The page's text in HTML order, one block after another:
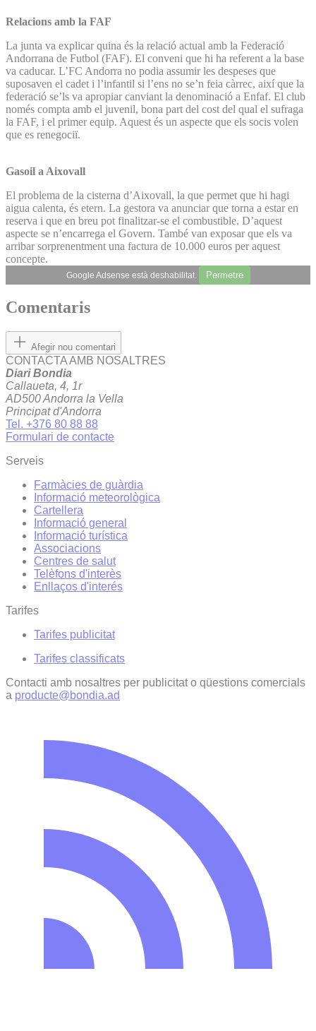
Relacions amb la FAF
La junta va explicar quina és la relació actual amb la Federació
Andorrana de Futbol (FAF). El conveni que hi ha referent a la base
va caducar. L’FC Andorra no podia assumir les despeses que
suposaven el cadet i l’infantil si l’ens no se’n feia càrrec, així que la
federació se’ls va apropiar canviant la denominació a Enfaf. El club
només compta amb el juvenil, bona part del cost del qual el sufraga
la FAF, i el primer equip. Aquest és un aspecte que els socis volen
que es renegociï.
Gasoil a Aixovall
El problema de la cisterna d’Aixovall, la que permet que hi hagi
aigua calenta, és etern. La gestora va anunciar que torna a estar en
reserva i que en breu pot finalitzar-se el combustible. D’aquest
aspecte se n’encarrega el Govern. També van exposar que els va
arribar sorprenentment una factura de 10.000 euros per aquest
concepte.
Google Adsense està deshabilitat. Permetre
Comentaris
Afegir nou comentari
CONTACTA AMB NOSALTRES
Diari Bondia
Callaueta, 4, 1r
AD500 Andorra la Vella
Principat d'Andorra
Tel. +376 80 88 88
Formulari de contacte
Serveis
Farmàcies de guàrdia
Informació meteorològica
Cartellera
Informació general
Informació turística
Associacions
Centres de salut
Telèfons d'interès
Enllaços d'interés
Tarifes
Tarifes publicitat
Tarifes classificats
Contacti amb nosaltres per publicitat o qüestions comercials
a producte@bondia.ad